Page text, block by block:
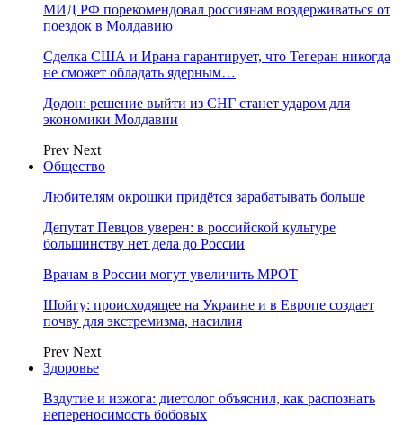
МИД РФ порекомендовал россиянам воздерживаться от
поездок в Молдавию
Сделка США и Ирана гарантирует, что Тегеран никогда
не сможет обладать ядерным…
Додон: решение выйти из СНГ станет ударом для
экономики Молдавии
Prev Next
Общество
Любителям окрошки придётся зарабатывать больше
Депутат Певцов уверен: в российской культуре
большинству нет дела до России
Врачам в России могут увеличить МРОТ
Шойгу: происходящее на Украине и в Европе создает
почву для экстремизма, насилия
Prev Next
Здоровье
Вздутие и изжога: диетолог объяснил, как распознать
непереносимость бобовых